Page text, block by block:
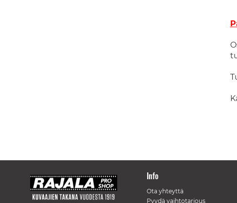
Info
Ota yhteyttä
Pyydä vaihtotarjous